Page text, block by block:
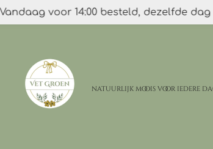
voor 14:00 besteld, dezelfde
natuurlijk moois voor iedere